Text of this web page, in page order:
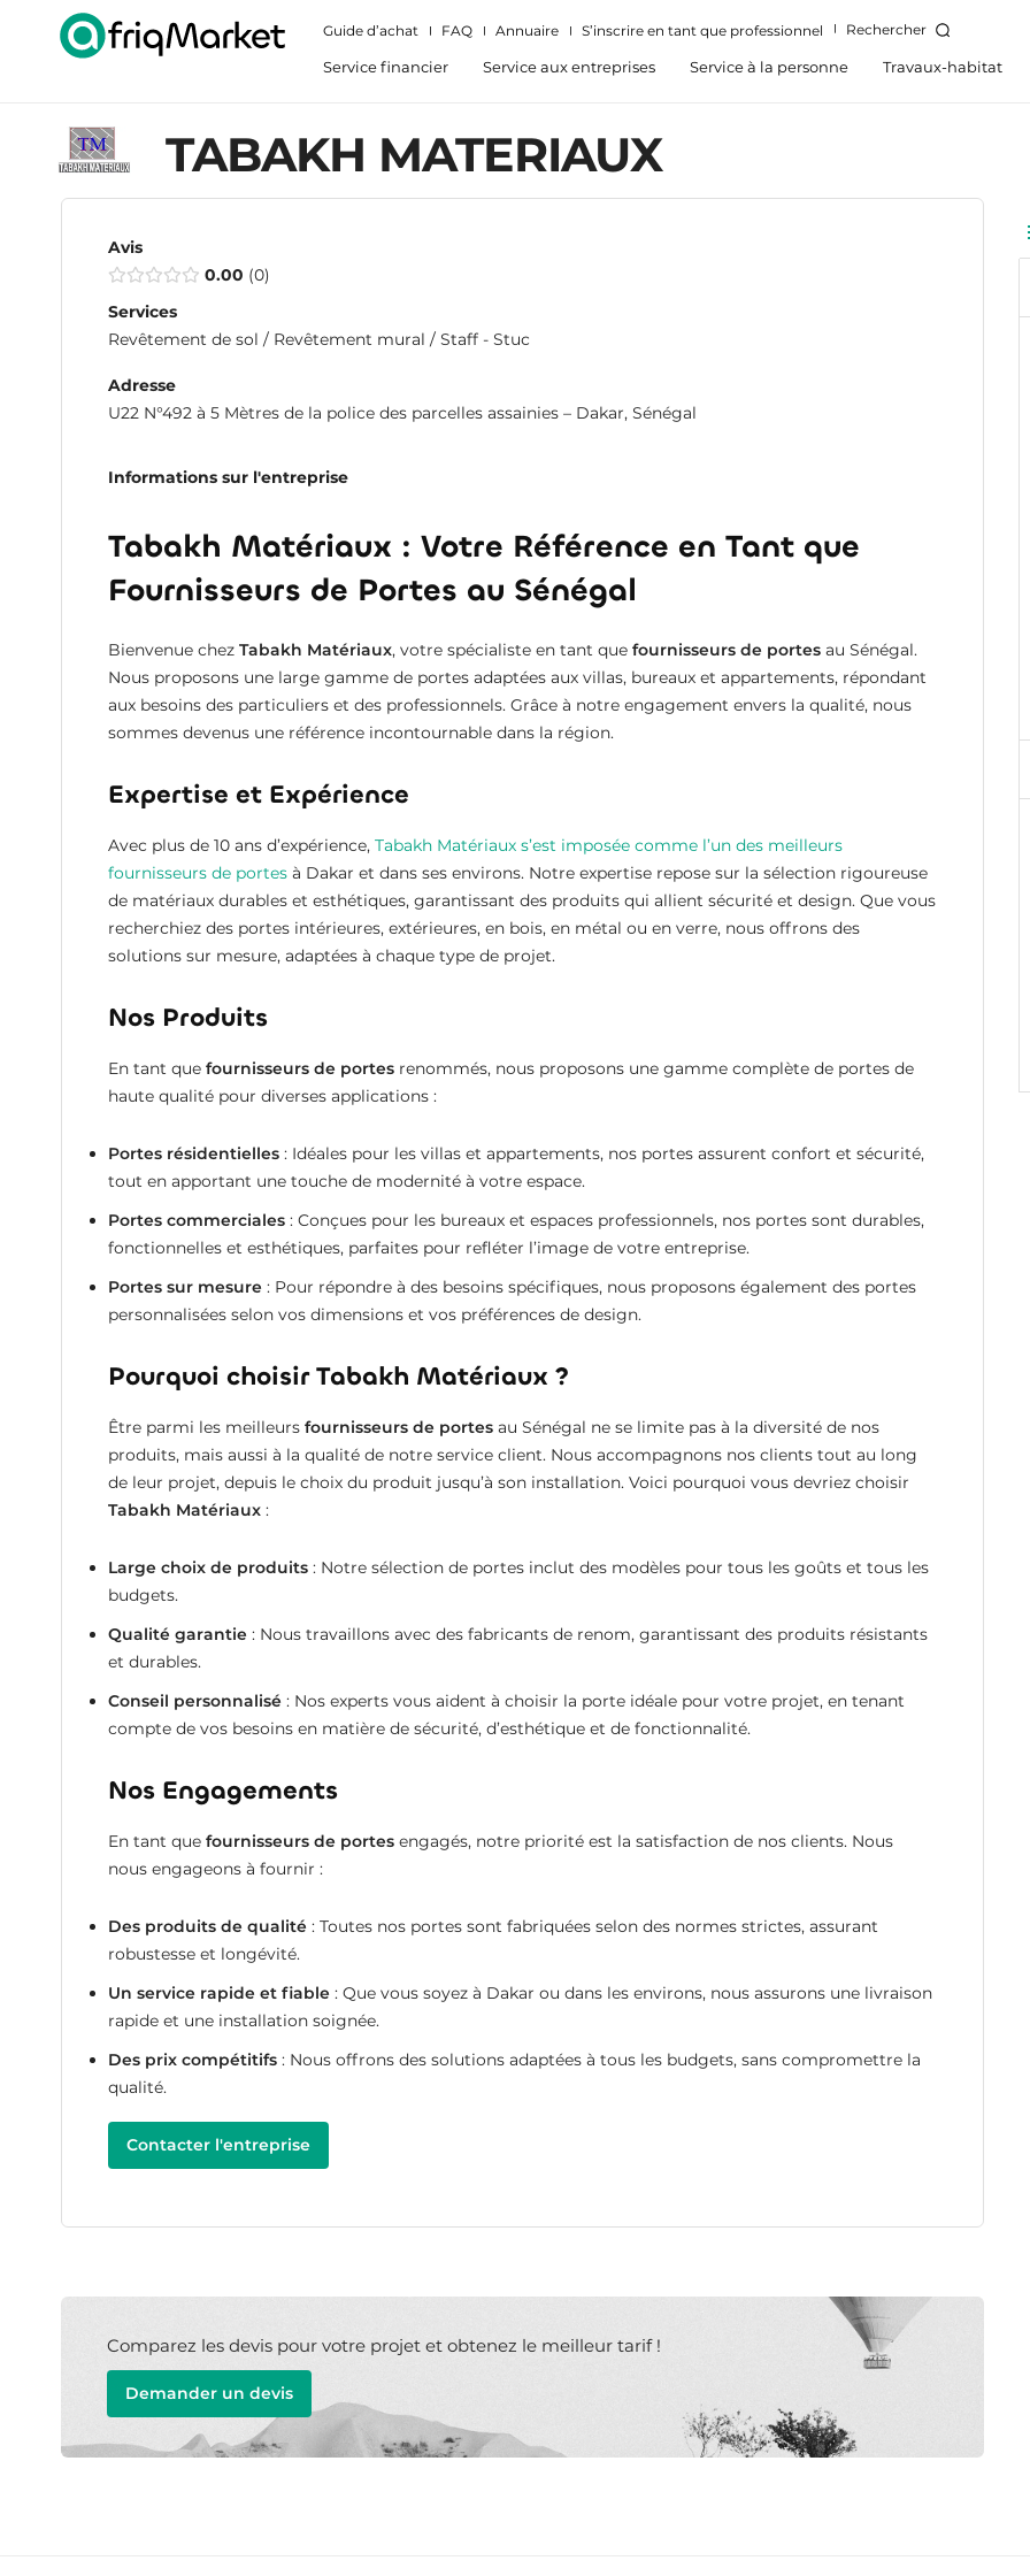
Guide d’achat FAQ Annuaire S’inscrire en tant que professionnel Rechercher
Service financier Service aux entreprises Service à la personne Travaux-habitat
TABAKH MATERIAUX
Avis
0.00 0
Services
Revêtement de sol / Revêtement mural / Staff - Stuc
Adresse
U22 N°492 à 5 Mètres de la police des parcelles assainies – Dakar, Sénégal
Informations sur l'entreprise
Tabakh Matériaux : Votre Référence en Tant que
Fournisseurs de Portes au Sénégal
Bienvenue chez Tabakh Matériaux, votre spécialiste en tant que fournisseurs de portesau Sénégal.
Nous proposons une large gamme de portes adaptées aux villas, bureaux et appartements, répondant
aux besoins des particuliers et des professionnels. Grâce à notre engagement envers la qualité, nous
sommes devenus une référence incontournable dans la région.
Expertise et Expérience
Avec plus de 10 ans d’expérience,Tabakh Matériaux s’est imposée comme l’un des meilleurs
fournisseurs de portesà Dakar et dans ses environs. Notre expertise repose sur la sélection rigoureuse
de matériaux durables et esthétiques, garantissant des produits qui allient sécurité et design. Que vous
recherchiez des portes intérieures, extérieures, en bois, en métal ou en verre, nous offrons des
solutions sur mesure, adaptées à chaque type de projet.
Nos Produits
En tant que fournisseurs de portesrenommés, nous proposons une gamme complète de portes de
haute qualité pour diverses applications :
Portes résidentielles: Idéales pour les villas et appartements, nos portes assurent confort et sécurité,
tout en apportant une touche de modernité à votre espace.
Portes commerciales: Conçues pour les bureaux et espaces professionnels, nos portes sont durables,
fonctionnelles et esthétiques, parfaites pour refléter l’image de votre entreprise.
Portes sur mesure: Pour répondre à des besoins spécifiques, nous proposons également des portes
personnalisées selon vos dimensions et vos préférences de design.
Pourquoi choisir Tabakh Matériaux ?
Être parmi les meilleurs fournisseurs de portesau Sénégal ne se limite pas à la diversité de nos
produits, mais aussi à la qualité de notre service client. Nous accompagnons nos clients tout au long
de leur projet, depuis le choix du produit jusqu’à son installation. Voici pourquoi vous devriez choisir
Tabakh Matériaux:
Large choix de produits: Notre sélection de portes inclut des modèles pour tous les goûts et tous les
budgets.
Qualité garantie: Nous travaillons avec des fabricants de renom, garantissant des produits résistants
et durables.
Conseil personnalisé: Nos experts vous aident à choisir la porte idéale pour votre projet, en tenant
compte de vos besoins en matière de sécurité, d’esthétique et de fonctionnalité.
Nos Engagements
En tant que fournisseurs de portesengagés, notre priorité est la satisfaction de nos clients. Nous
nous engageons à fournir :
Des produits de qualité: Toutes nos portes sont fabriquées selon des normes strictes, assurant
robustesse et longévité.
Un service rapide et fiable: Que vous soyez à Dakar ou dans les environs, nous assurons une livraison
rapide et une installation soignée.
Des prix compétitifs: Nous offrons des solutions adaptées à tous les budgets, sans compromettre la
qualité.
Contacter l'entreprise
Comparez les devis pour votre projet et obtenez le meilleur tarif !
Demander un devis